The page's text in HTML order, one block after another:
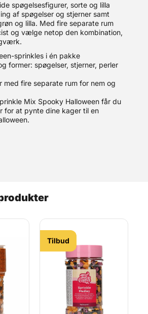
spøgelsesfigurer, sorte og lilla
af spøgelser og stjerner samt
og lilla. Med fire separate rum
og vælge netop den kombination,
sprinkles i én pakke
former: spøgelser, stjerner, perler
med fire separate rum for nem og
Mix Spooky Halloween får du
for at pynte dine kager til en
Tilbud